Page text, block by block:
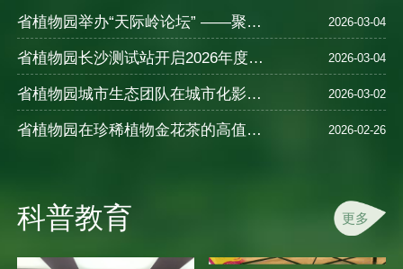
省植物园举办“天际岭论坛” ——聚焦植物健康智慧与中医养生 2026-03-04
省植物园长沙测试站开启2026年度樱花新品种测试 2026-03-04
省植物园城市生态团队在城市化影响湿地N2O排放及氮循环机制研究中取得进展 2026-03-02
省植物园在珍稀植物金花茶的高值化利用研究领域取得重要进展 2026-02-26
科普教育 更多